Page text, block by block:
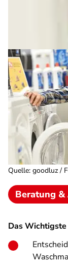
Quelle: goodluz /
Beratung
Das Wichtigste